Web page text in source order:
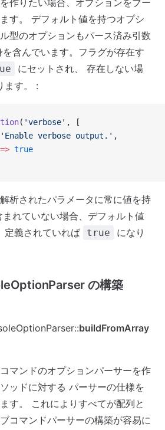
作りたい場合、オプションをブー
す。 デフォルト値を持つオプシ
型のオプションもパース済み引数
含んでいます。フラグが存在す
にセットされ、 存在しない場
ます。 :
( 'verbose' , [
'Enable verbose output.' ,
=> true
析されたパラメータに常に値を持
れていない場合、デフォルト値
定義されていれば true
になり
の構築
buildFromArray
マンドのオプションパーサーを作
ッドに対する パーサーの仕様を
す。 これによりすべてが配列と
コマンドパーサーの構築が容易に